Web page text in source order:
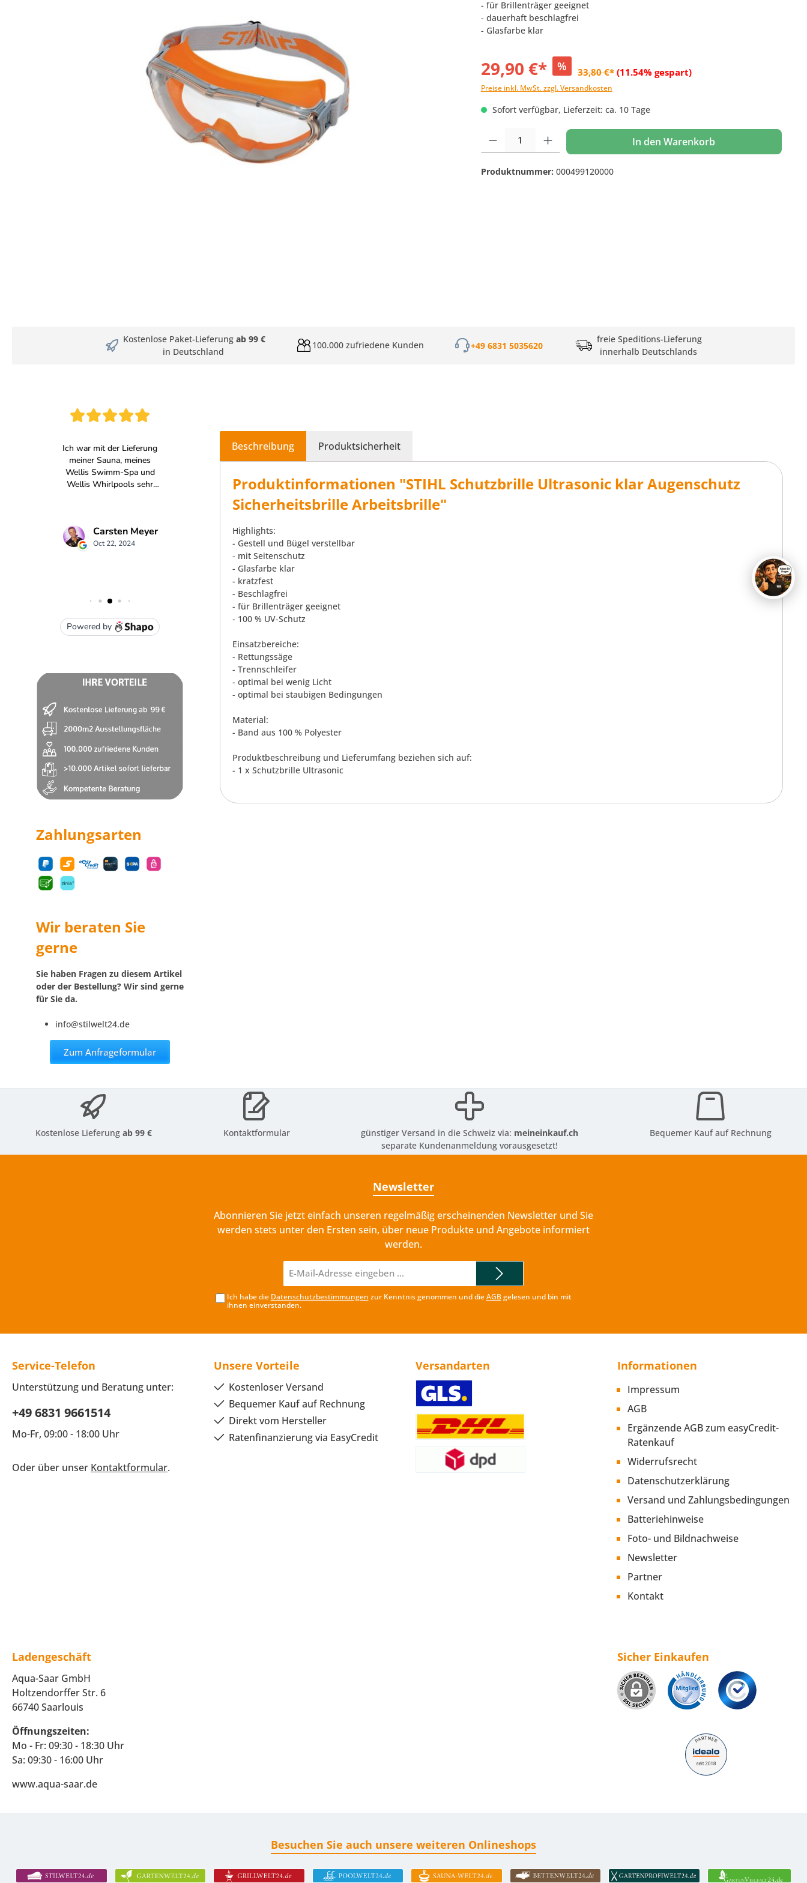
- für Brillenträger geeignet
- dauerhaft beschlagfrei
- Glasfarbe klar
29,90 €* % 33,80 €* (11.54% gespart)
Preise inkl. MwSt. zzgl. Versandkosten
Sofort verfügbar, Lieferzeit: ca. 10 Tage
Produkt Anzahl: Gib den gewünschten Wert ein oder benutze die Schaltflächen um die
In den Warenkorb
Produktnummer: 000499120000
Kostenlose Paket-Lieferung ab 99 €
in Deutschland
100.000 zufriedene Kunden +49 6831 5035620
freie Speditions-Lieferung
innerhalb Deutschlands
Zahlungsarten
Wir beraten Sie
gerne
Sie haben Fragen zu diesem Artikel
oder der Bestellung? Wir sind gerne
für Sie da.
info@stilwelt24.de
Zum Anfrageformular
Beschreibung Produktsicherheit
Produktinformationen "STIHL Schutzbrille Ultrasonic klar Augenschutz
Sicherheitsbrille Arbeitsbrille"
Highlights:
- Gestell und Bügel verstellbar
- mit Seitenschutz
- Glasfarbe klar
- kratzfest
- Beschlagfrei
- für Brillenträger geeignet
- 100 % UV-Schutz
Einsatzbereiche:
- Rettungssäge
- Trennschleifer
- optimal bei wenig Licht
- optimal bei staubigen Bedingungen
Material:
- Band aus 100 % Polyester
Produktbeschreibung und Lieferumfang beziehen sich auf:
- 1 x Schutzbrille Ultrasonic
Kostenlose Lieferungab 99 € Kontaktformular günstiger Versand in die Schweiz via: meineinkauf.ch
separate Kundenanmeldung vorausgesetzt!
Bequemer Kauf auf Rechnung
Newsletter
Abonnieren Sie jetzt einfach unseren regelmäßig erscheinenden Newsletter und Sie
werden stets unter den Ersten sein, über neue Produkte und Angebote informiert
werden.
Mail-
Adresse*
Ich habe die Datenschutzbestimmungen zur Kenntnis genommen und dieAGBgelesen und bin mit
ihnen einverstanden.
Service-Telefon
Unterstützung und Beratung unter:
+49 6831 9661514
Mo-Fr, 09:00 - 18:00 Uhr
Oder über unser Kontaktformular.
Unsere Vorteile
Kostenloser Versand
Bequemer Kauf auf Rechnung
Direkt vom Hersteller
Ratenfinanzierung via EasyCredit
Versandarten Informationen
Impressum
AGB
Ergänzende AGB zum easyCredit-
Ratenkauf
Widerrufsrecht
Datenschutzerklärung
Versand und Zahlungsbedingungen
Batteriehinweise
Foto- und Bildnachweise
Newsletter
Partner
Kontakt
Ladengeschäft
Aqua-Saar GmbH
Holtzendorffer Str. 6
66740 Saarlouis
Öffnungszeiten:
Mo - Fr: 09:30 - 18:30 Uhr
Sa: 09:30 - 16:00 Uhr
www.aqua-saar.de
Sicher Einkaufen
Besuchen Sie auch unsere weiteren Onlineshops